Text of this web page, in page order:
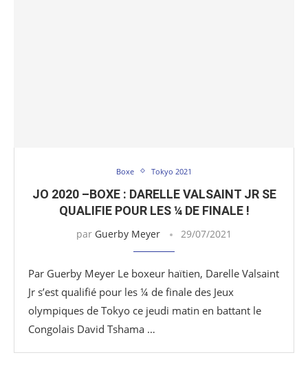
Boxe Tokyo 2021
JO 2020 –BOXE : DARELLE VALSAINT JR SE
QUALIFIE POUR LES ¼ DE FINALE !
par Guerby Meyer 29/07/2021
Par Guerby Meyer Le boxeur haïtien, Darelle Valsaint
Jr s’est qualifié pour les ¼ de finale des Jeux
olympiques de Tokyo ce jeudi matin en battant le
Congolais David Tshama …